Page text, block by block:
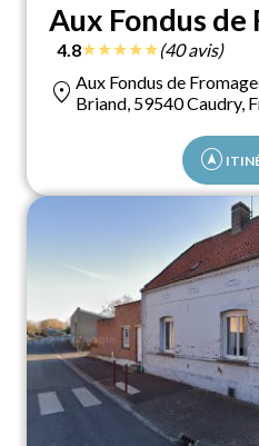
Aux Fondus de
4.8★★★★★(40 avis)
location_on Aux Fondus de
Briand, 59540 Caudry,
assistant_navigation